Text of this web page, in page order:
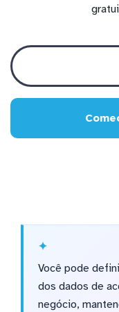
Você pode
dos dados de
negócio,